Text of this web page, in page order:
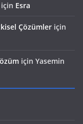
için Esra
Çözümler için
için Yasemin